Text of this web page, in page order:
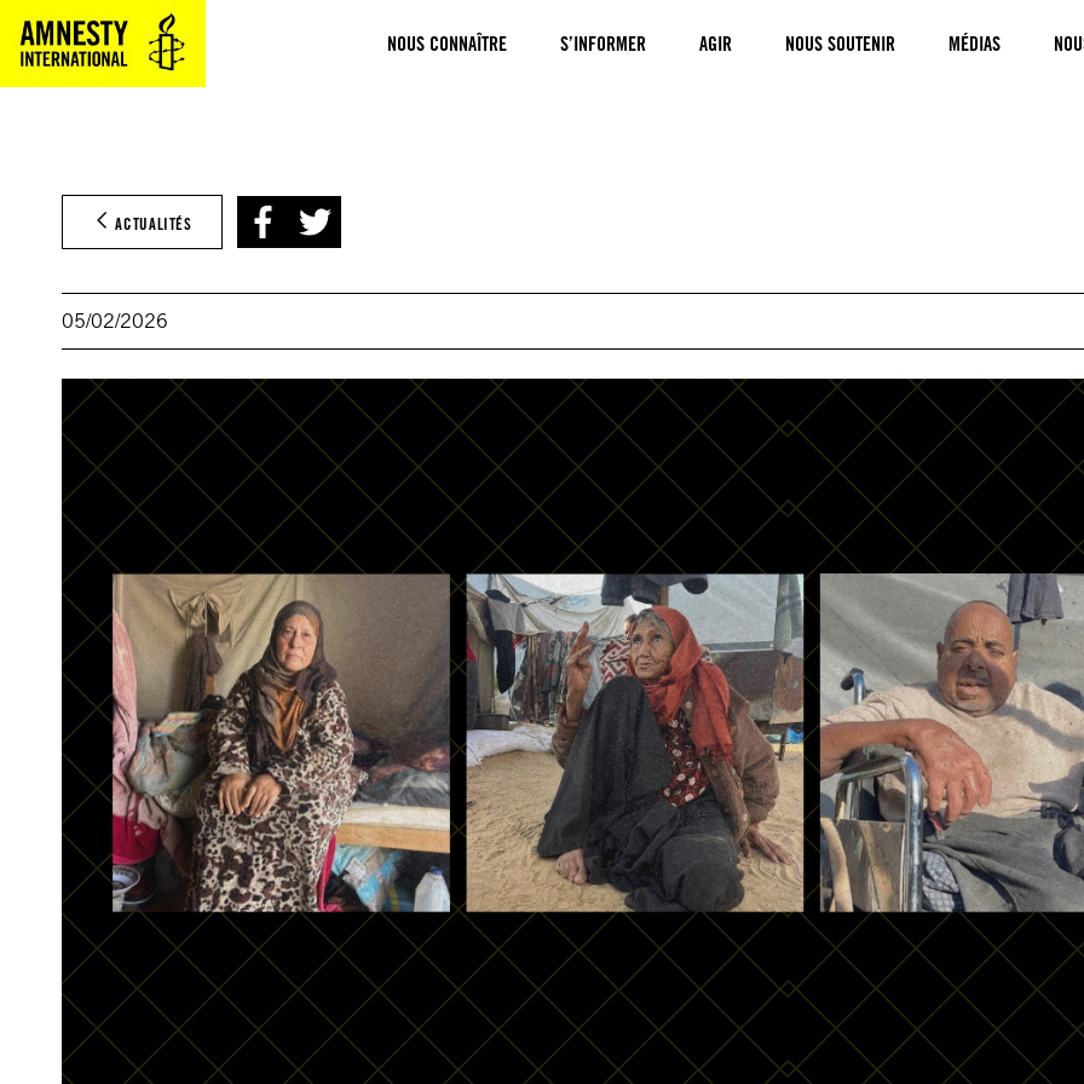
NOUS CONNAÎTRE S’INFORMER AGIR NOUS SOUTENIR MÉDIAS
Aller
contenu
ACTUALITÉS
05/02/2026